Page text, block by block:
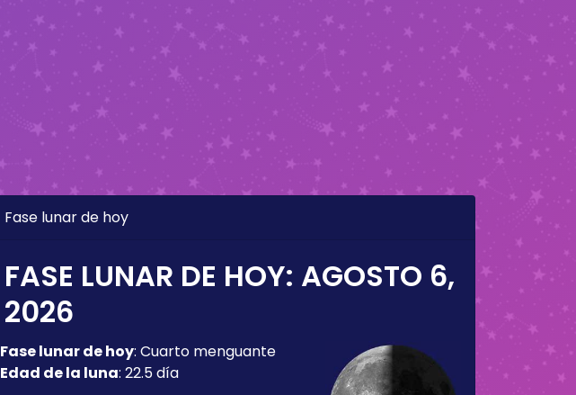
Fase lunar de hoy
FASE LUNAR DE HOY: AGOSTO 6,
2026
Fase lunar de hoy: Cuarto menguante
Edad de la luna: 22.5 día